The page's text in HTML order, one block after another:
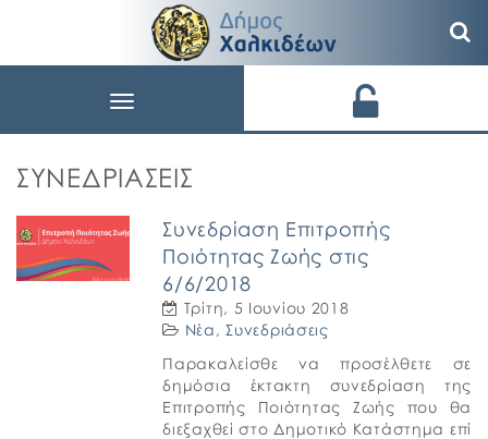
Toggle
ΣΥΝΕΔΡΙΆΣΕΙΣ
Συνεδρίαση Επιτροπής
Ποιότητας Ζωής στις
6/6/2018
Τρίτη, 5 Ιουνίου 2018
Νέα ,Συνεδριάσεις
Παρακαλείσθε να προσέλθετε σε
δημόσια έκτακτη συνεδρίαση της
Επιτροπής Ποιότητας Ζωής που θα
διεξαχθεί στο Δημοτικό Κατάστημα επί